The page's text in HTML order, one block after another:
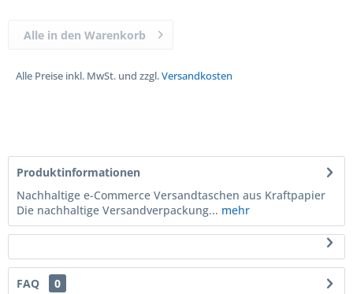
Alle Preise inkl. MwSt. und zzgl.Versandkosten
Alle in den Warenkorb
Produktinformationen
Nachhaltige e-Commerce Versandtaschen aus Kraftpapier
Die nachhaltige Versandverpackung... mehr
FAQ
0